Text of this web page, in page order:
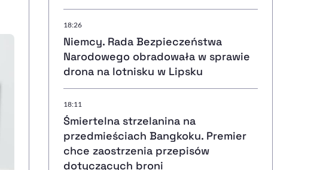
Sprawdź, jak i dlaczego zwiększamy dostępność , otwiera się w nowym
Deklaracja dostępności
18:26
Niemcy. Rada Bezpieczeństwa
Narodowego obradowała w sprawie
drona na lotnisku w Lipsku
18:11
Śmiertelna strzelanina na
przedmieściach Bangkoku. Premier
chce zaostrzenia przepisów
dotyczących broni